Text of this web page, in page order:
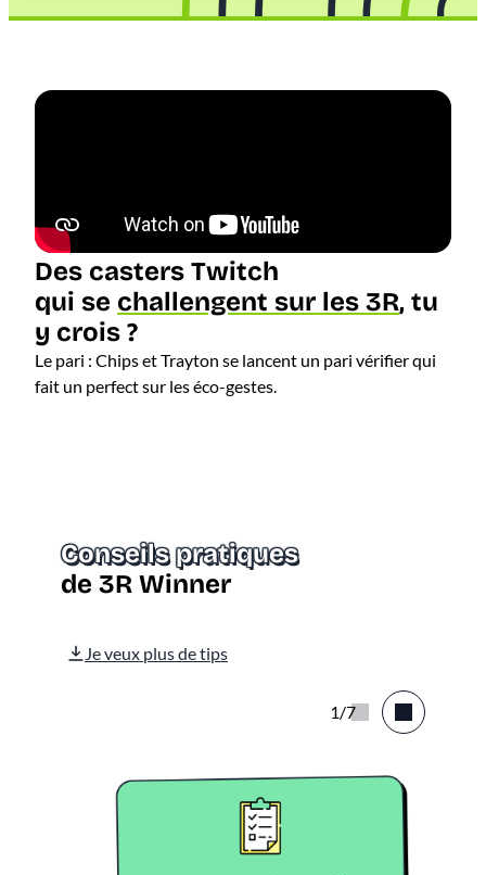
Des casters Twitch
qui se challengent sur les 3R, tu
y crois ?
Le pari : Chips et Trayton se lancent un pari vérifier qui
fait un perfect sur les éco-gestes.
Conseils pratiques
de 3R Winner
Je veux plus de tips
1/7